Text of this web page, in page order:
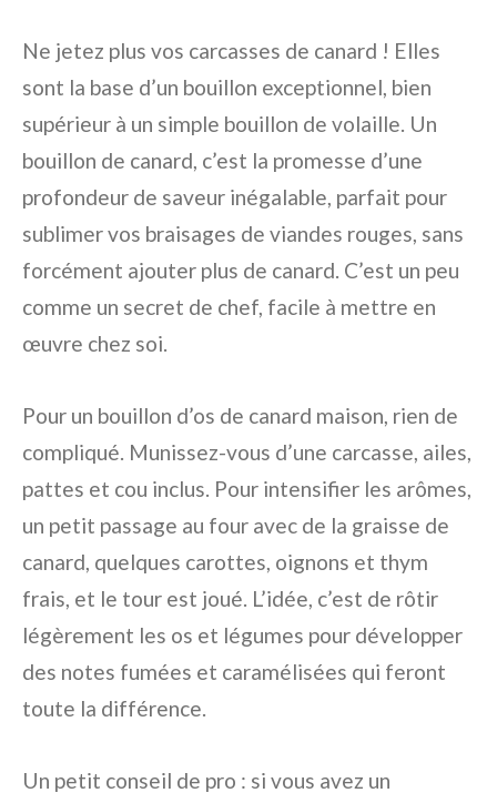
Ne jetez plus vos carcasses de canard ! Elles
sont la base d’un bouillon exceptionnel, bien
supérieur à un simple bouillon de volaille. Un
bouillon de canard, c’est la promesse d’une
profondeur de saveur inégalable, parfait pour
sublimer vos braisages de viandes rouges, sans
forcément ajouter plus de canard. C’est un peu
comme un secret de chef, facile à mettre en
œuvre chez soi.
Pour un bouillon d’os de canard maison, rien de
compliqué. Munissez-vous d’une carcasse, ailes,
pattes et cou inclus. Pour intensifier les arômes,
un petit passage au four avec de la graisse de
canard, quelques carottes, oignons et thym
frais, et le tour est joué. L’idée, c’est de rôtir
légèrement les os et légumes pour développer
des notes fumées et caramélisées qui feront
toute la différence.
Un petit conseil de pro : si vous avez un